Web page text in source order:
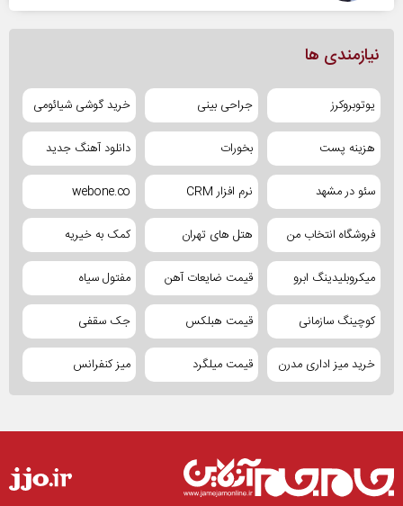
نیازمندی ها
یوتوبروکرز جراحی بینی خرید گوشی شیائومی
هزینه پست بخورات دانلود آهنگ جدید
سئو در مشهد نرم افزار CRM webone.co
فروشگاه انتخاب من هتل های تهران کمک به خیریه
میکروبلیدینگ ابرو قیمت ضایعات آهن مفتول سیاه
کوچینگ سازمانی قیمت هبلکس جک سقفی
خرید میز اداری مدرن قیمت میلگرد میز کنفرانس